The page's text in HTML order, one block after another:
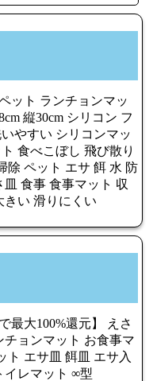
ット ランチョンマッ
縦30cm シリコン フ
やすい シリコンマッ
食べこぼし 飛び散り
除 ペット エサ 餌 水 防
皿 食事 食事マット 収
きい 滑りにくい
最大100%還元】 えさ
チョンマット お食事マ
ト エサ皿 餌皿 エサ入
イレマット ∞型